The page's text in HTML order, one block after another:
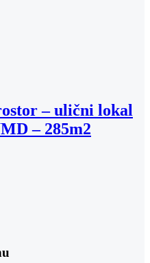
– ulični lokal
– 285m2